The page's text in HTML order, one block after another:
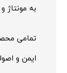
به مونتاژ
تمامی
ایمن و